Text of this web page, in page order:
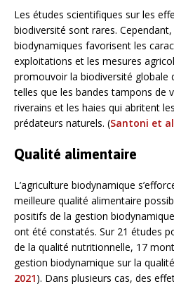
Les études scientifiques sur les
biodiversité sont rares. Cependant,
biodynamiques favorisent les
exploitations et les mesures
promouvoir la biodiversité globale
telles que les bandes tampons de
riverains et les haies qui abritent
prédateurs naturels. (Santoni et
Qualité alimentaire
L’agriculture biodynamique
meilleure qualité alimentaire
positifs de la gestion
ont été constatés. Sur 21 études
de la qualité nutritionnelle, 17
gestion biodynamique sur la
2021). Dans plusieurs cas, des